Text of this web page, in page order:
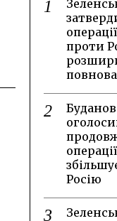
проти
Буданов
Росію